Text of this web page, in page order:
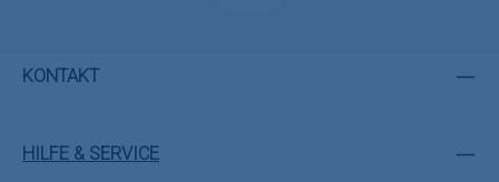
KONTAKT
HILFE & SERVICE